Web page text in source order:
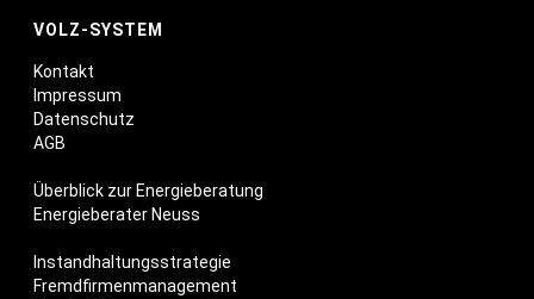
VOLZ-SYSTEM
Kontakt
Impressum
Datenschutz
AGB
Überblick zur Energieberatung
Energieberater Neuss
Instandhaltungsstrategie
Fremdfirmenmanagement